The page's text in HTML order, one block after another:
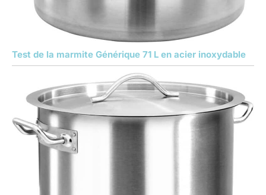
Test de la marmite Générique 71 L en acier inoxydable